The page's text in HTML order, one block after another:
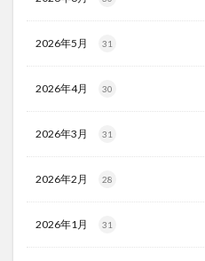
2026年5月 31
2026年4月 30
2026年3月 31
2026年2月 28
2026年1月 31